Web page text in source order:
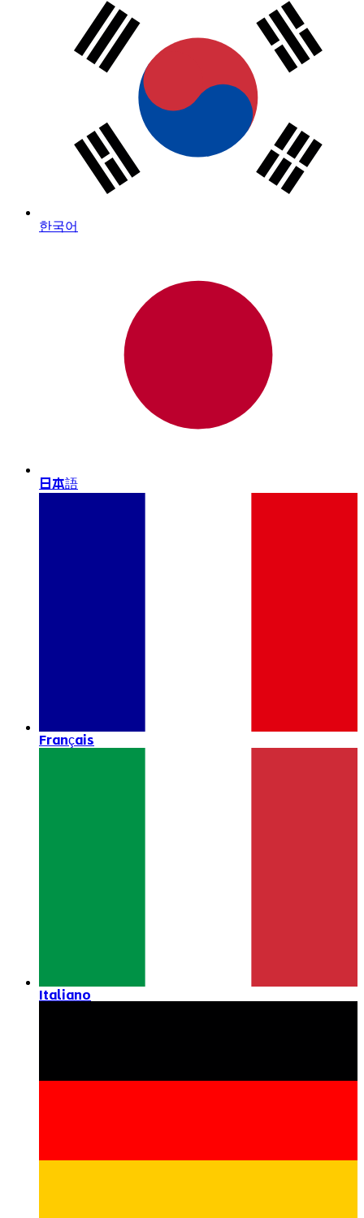
한국어
日本語
Français
Italiano